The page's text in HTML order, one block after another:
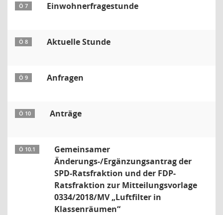
Ö 7 Einwohnerfragestunde
Ö 8 Aktuelle Stunde
Ö 9 Anfragen
Ö 10 Anträge
Ö 10.1
Gemeinsamer
Änderungs-/Ergänzungsantrag der
SPD-Ratsfraktion und der FDP-
Ratsfraktion zur Mitteilungsvorlage
0334/2018/MV „Luftfilter in
Klassenräumen“